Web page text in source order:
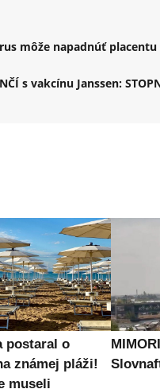
môže napadnúť placentu
s vakcínu Janssen:
postaral o
známej pláži!
museli